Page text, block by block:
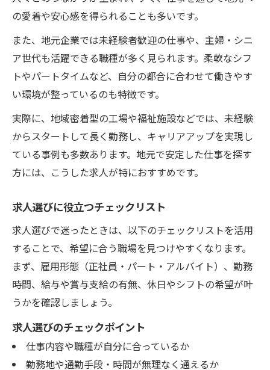
の愛着や安心感を得られることも多いです。
また、地元企業では未経験者歓迎の仕事や、主婦・シニ
ア世代も活躍できる職種が多く見られます。柔軟なシフ
トやパートタイムなど、自分の都合に合わせて働きやす
い環境が整っているのも特徴です。
実際に、地域密着型の工場や福祉施設などでは、未経験
からスタートして長く勤務し、キャリアアップを実現し
ている事例も多数あります。地元で安定した仕事を探す
方には、こうした求人が特におすすめです。
求人選びに役立つチェックリスト
求人選びで迷ったときは、以下のチェックリストを活用
することで、希望に合う職場を見つけやすくなります。
まず、雇用形態（正社員・パート・アルバイト）、勤務
時間、給与や賞与支給の有無、休日やシフトの希望が叶
うかを確認しましょう。
求人選びのチェックポイント
仕事内容や職種が自分に合っているか
勤務地や通勤手段・時間が無理なく通えるか